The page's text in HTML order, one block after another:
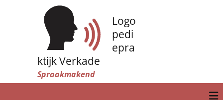
Logo
pedi
epra
ktijk Verkade
Spraakmakend